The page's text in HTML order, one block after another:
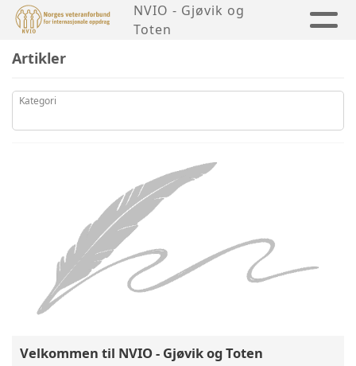
NVIO - Gjøvik og
Toten
Artikler
Kategori
Velkommen til NVIO - Gjøvik og Toten